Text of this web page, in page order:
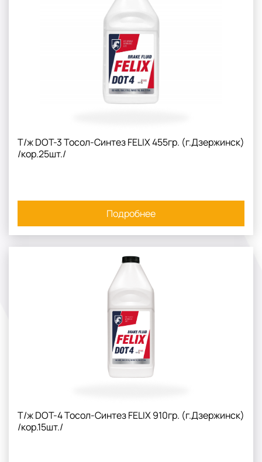
Т/ж DOT-3 Тосол-Синтез FELIX 455гр. (г.Дзержинск)
/кор.25шт./
Подробнее
Т/ж DOT-4 Тосол-Синтез FELIX 910гр. (г.Дзержинск)
/кор.15шт./